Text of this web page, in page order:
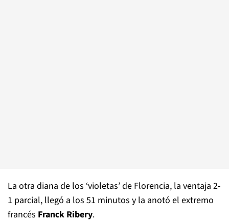
La otra diana de los ‘violetas’ de Florencia, la ventaja 2-
1 parcial, llegó a los 51 minutos y la anotó el extremo
francés Franck Ribery.